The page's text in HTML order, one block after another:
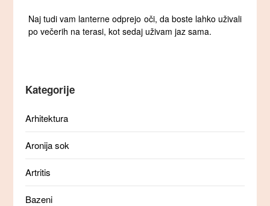
Naj tudi vam lanterne odprejo oči, da boste lahko uživali
po večerih na terasi, kot sedaj uživam jaz sama.
Kategorije
Arhitektura
Aronija sok
Artritis
Bazeni